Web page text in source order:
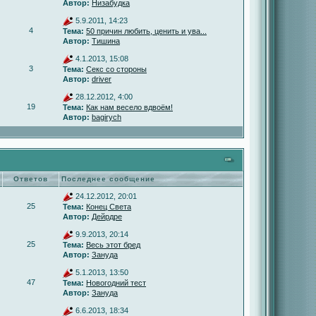
Автор: Низабудка
4
5.9.2011, 14:23
Тема: 50 причин любить, ценить и ува...
Автор: Тишина
3
4.1.2013, 15:08
Тема: Секс со стороны
Автор: driver
19
28.12.2012, 4:00
Тема: Как нам весело вдвоём!
Автор: bagirych
Ответов Последнее сообщение
25
24.12.2012, 20:01
Тема: Конец Света
Автор: Дейрдре
25
9.9.2013, 20:14
Тема: Весь этот бред
Автор: Зануда
47
5.1.2013, 13:50
Тема: Новогодний тест
Автор: Зануда
6.6.2013, 18:34